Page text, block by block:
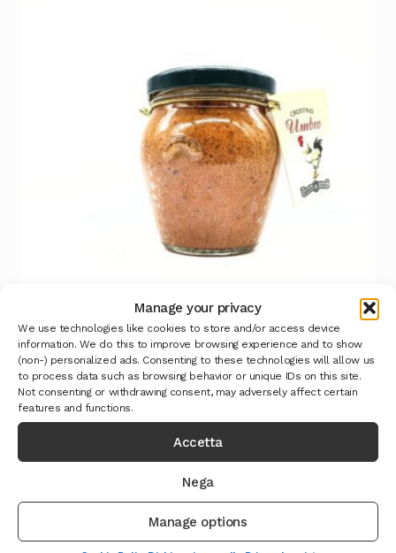
Manage your privacy
We use technologies like cookies to store and/or access device
information. We do this to improve browsing experience and to show
(non-) personalized ads. Consenting to these technologies will allow us
to process data such as browsing behavior or unique IDs on this site.
Not consenting or withdrawing consent, may adversely affect certain
features and functions.
Accetta
Nega
Manage options
Crostino Umbro
Leggi tutto